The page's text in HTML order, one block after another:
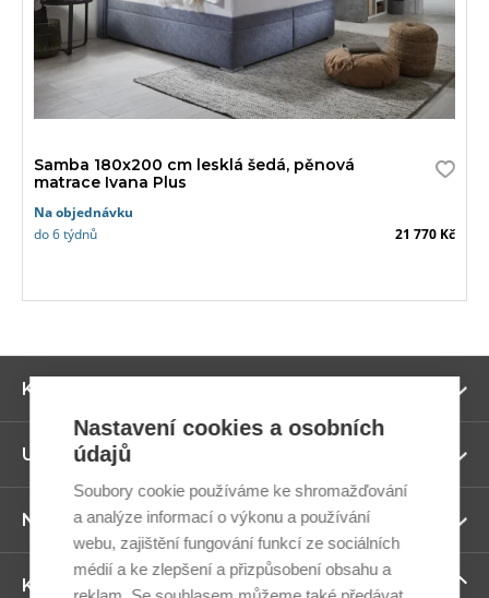
Samba 180x200 cm lesklá šedá, pěnová
matrace Ivana Plus
Na objednávku
do 6 týdnů
21 770 Kč
Kategorie
Užitečné odkazy
Newsletter
Kontaktujte nás
Nastavení cookies a osobních
údajů
Soubory cookie používáme ke shromažďování
a analýze informací o výkonu a používání
webu, zajištění fungování funkcí ze sociálních
médií a ke zlepšení a přizpůsobení obsahu a